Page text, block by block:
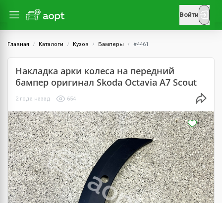
Войти
Главная Каталоги Кузов Бамперы #4461
Накладка арки колеса на передний
бампер оригинал Skoda Octavia A7 Scout
2 года назад 654